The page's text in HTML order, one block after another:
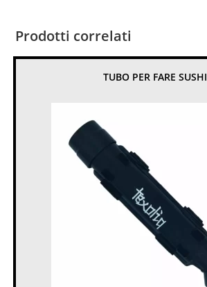
Prodotti correlati
TUBO PER FARE SUSHI